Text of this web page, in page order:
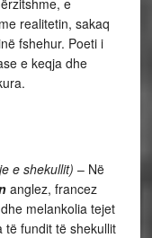
e
realitetin, sakaq
fshehur. Poeti i
e keqja dhe
e shekullit) – Në
anglez, francez
melankolia tejet
të fundit të shekullit